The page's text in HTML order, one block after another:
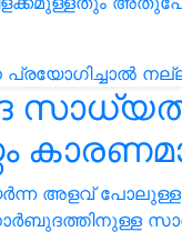
അളവ് പോലുള്ള